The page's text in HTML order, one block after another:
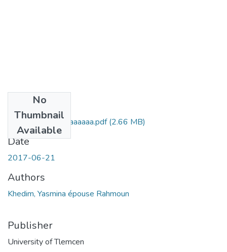
No
Thumbnail
Available
Mémoire yasminaaaaaaa.pdf(2.66 MB)
Date
2017-06-21
Authors
Khedim, Yasmina épouse Rahmoun
Publisher
University of Tlemcen